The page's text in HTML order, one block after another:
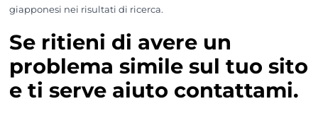
giapponesi nei risultati di ricerca.
Se ritieni di avere un
problema simile sul tuo sito
e ti serve aiuto contattami.